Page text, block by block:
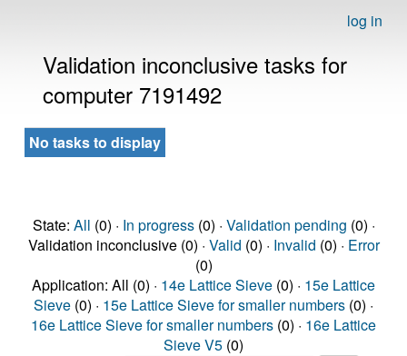
log in
Validation inconclusive tasks for
computer 7191492
No tasks to display
State: All (0) · In progress(0) · Validation pending (0) ·
Validation inconclusive (0) · Valid (0) · Invalid (0) · Error
(0)
Application: All (0) · 14e Lattice Sieve (0) · 15e Lattice
Sieve (0) · 15e Lattice Sieve for smaller numbers (0) ·
16e Lattice Sieve for smaller numbers (0) · 16e Lattice
Sieve V5 (0)